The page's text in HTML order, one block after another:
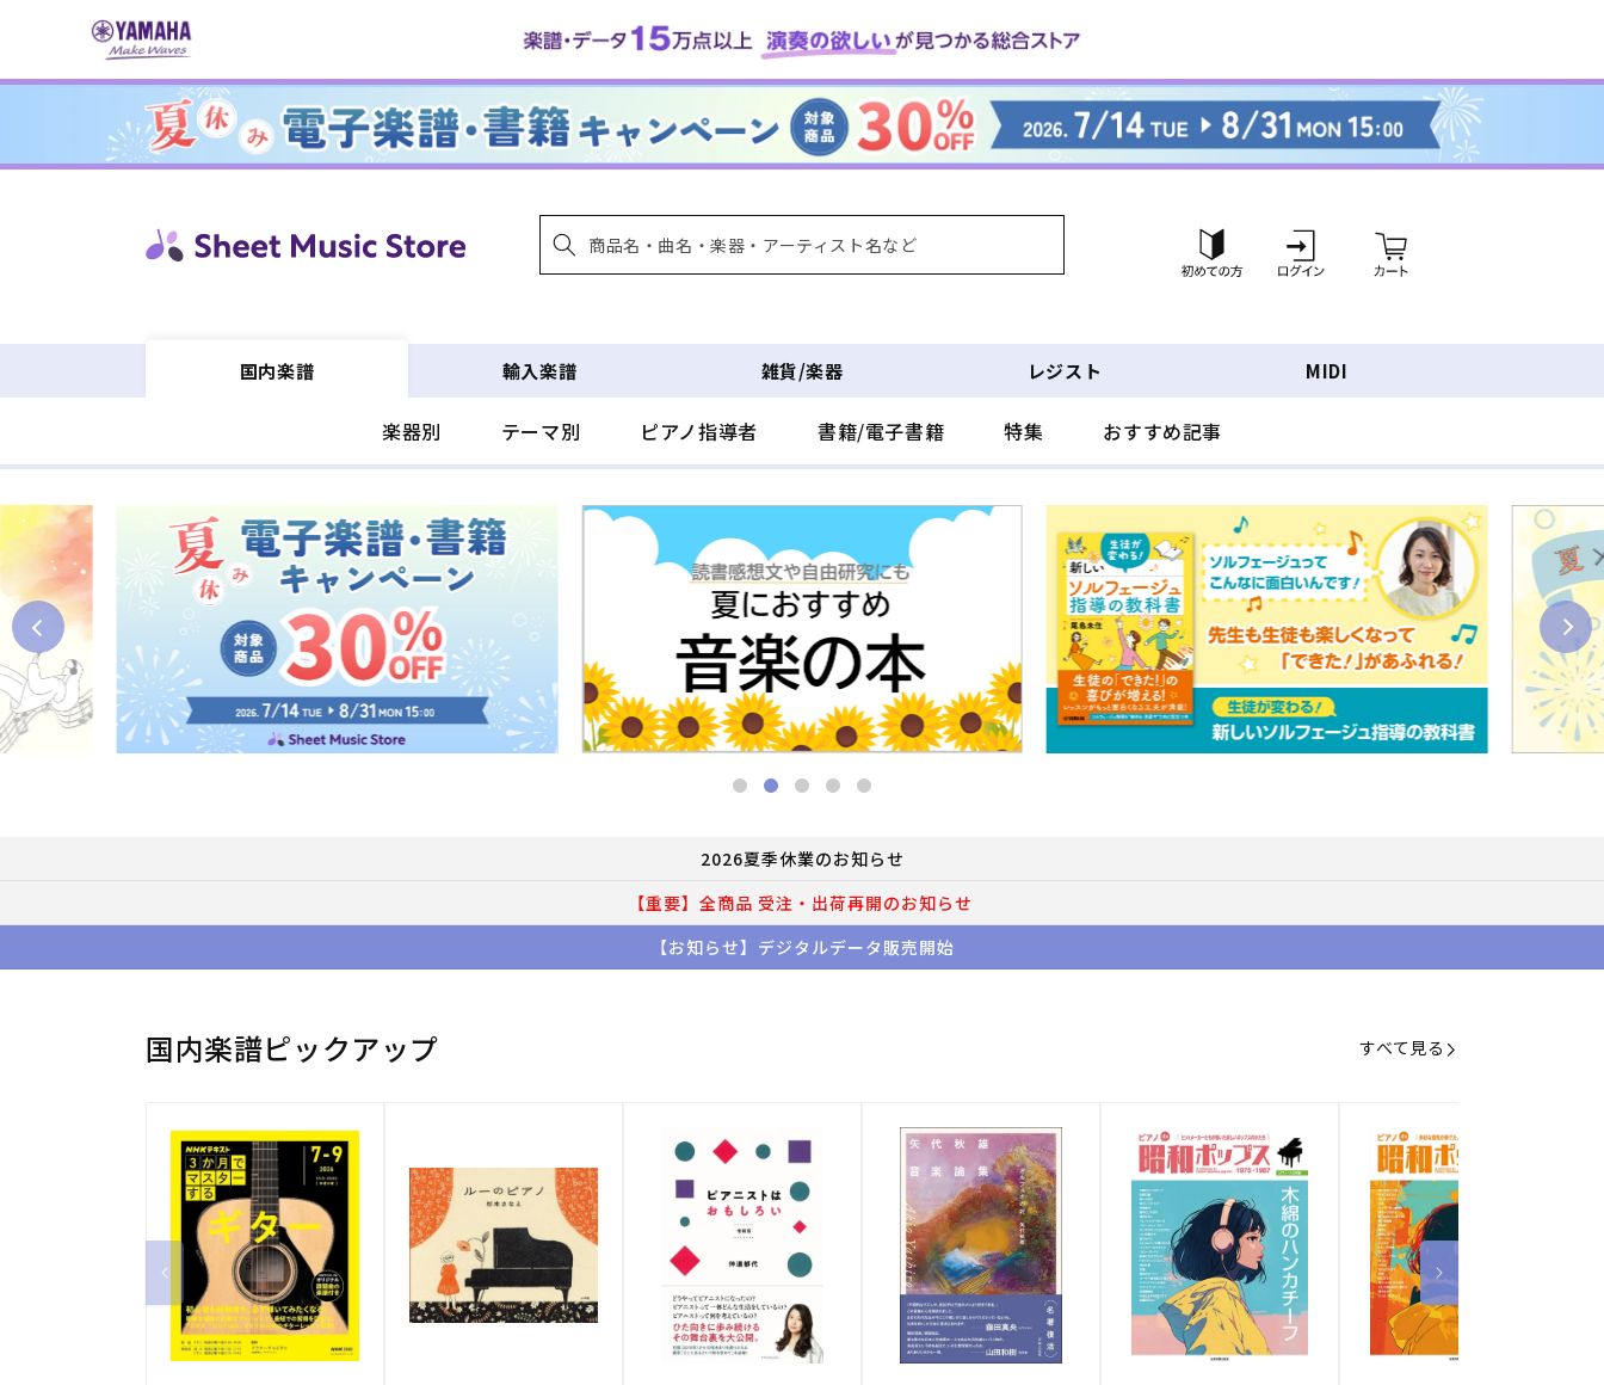
ンツに
グ
イ
ー
ト
国内楽譜
楽器別 テーマ別 ピアノ指導者 書籍/電子書籍 特集 おすすめ記事
輸入楽譜 雑貨/楽器 レジスト MIDI
2026夏季休業のお知らせ
【重要】全商品 受注・出荷再開のお知らせ
【お知らせ】デジタルデータ販売開始
国内楽譜ピックアップ すべて見る